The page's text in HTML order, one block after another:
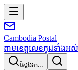
Cambodia Postal
តាមខេត្តលេខកូដទាំងអស់
ស្វែងរក...